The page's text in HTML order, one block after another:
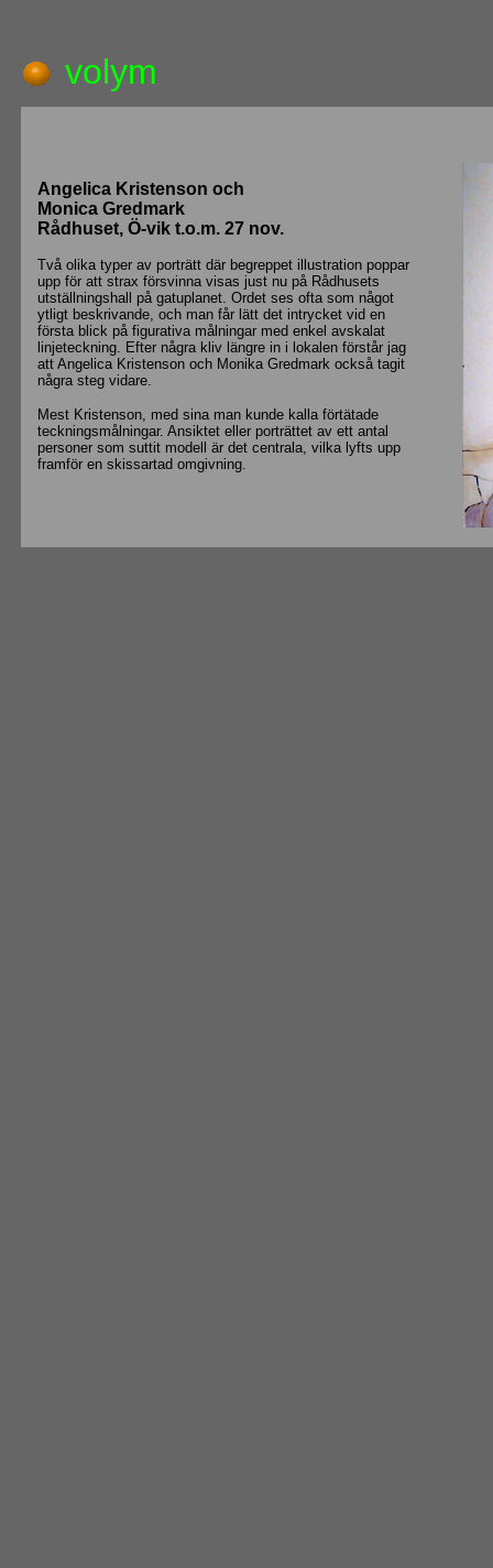
volym
Angelica Kristenson och
Monica Gredmark
Rådhuset, Ö-vik t.o.m. 27 nov.
Två olika typer av porträtt där begreppet illustration poppar
upp för att strax försvinna visas just nu på Rådhusets
utställningshall på gatuplanet. Ordet ses ofta som något
ytligt beskrivande, och man får lätt det intrycket vid en
första blick på figurativa målningar med enkel avskalat
linjeteckning. Efter några kliv längre in i lokalen förstår jag
att Angelica Kristenson och Monika Gredmark också tagit
några steg vidare.
Mest Kristenson, med sina man kunde kalla förtätade
teckningsmålningar. Ansiktet eller porträttet av ett antal
personer som suttit modell är det centrala, vilka lyfts upp
framför en skissartad omgivning.